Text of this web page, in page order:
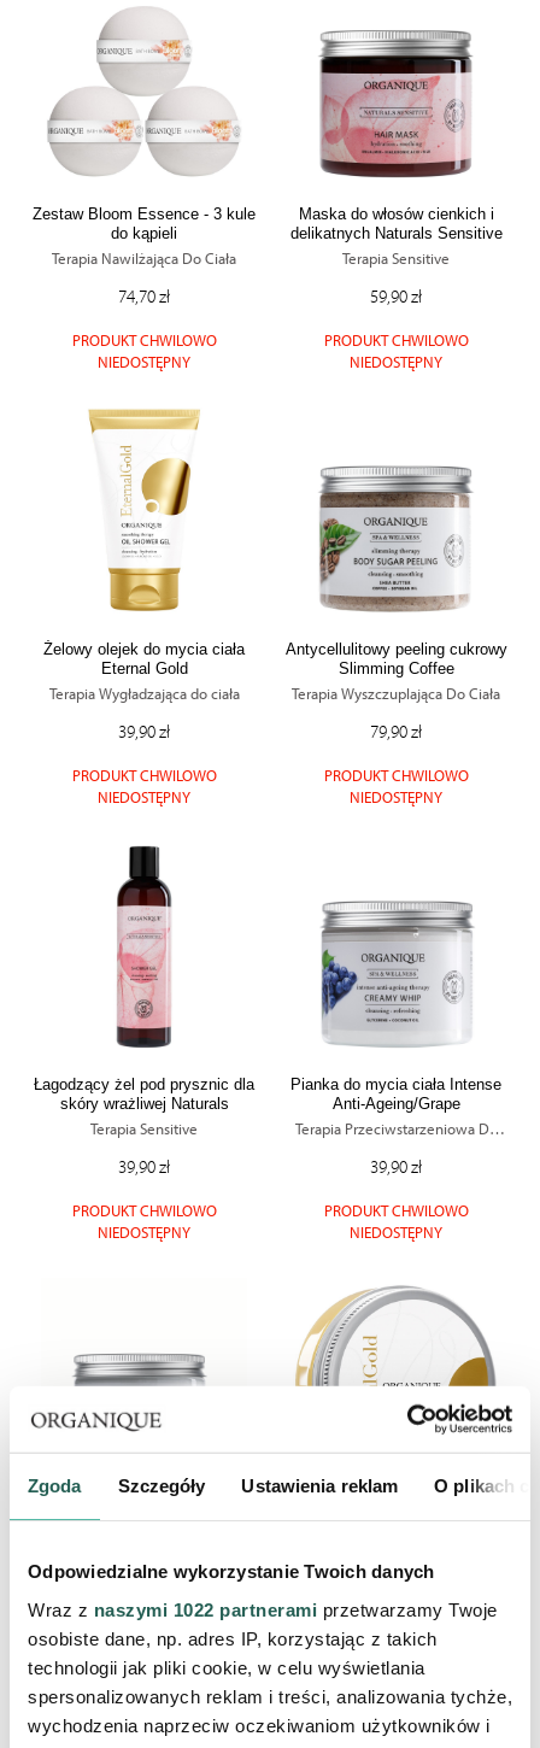
Zgoda Szczegóły Ustawienia reklam O plikach
Odpowiedzialne wykorzystanie Twoich danych
Wraz z naszymi 1022 partnerami przetwarzamy Twoje
osobiste dane, np. adres IP, korzystając z takich
technologii jak pliki cookie, w celu wyświetlania
spersonalizowanych reklam i treści, analizowania tychże,
wychodzenia naprzeciw oczekiwaniom użytkowników i
Zestaw Bloom Essence - 3 kule
do kąpieli
Terapia Nawilżająca Do Ciała
74,70 zł
PRODUKT CHWILOWO
NIEDOSTĘPNY
Maska do włosów cienkich i
delikatnych Naturals Sensitive
Terapia Sensitive
59,90 zł
PRODUKT CHWILOWO
NIEDOSTĘPNY
Żelowy olejek do mycia ciała
Eternal Gold
Terapia Wygładzająca do ciała
39,90 zł
PRODUKT CHWILOWO
NIEDOSTĘPNY
Antycellulitowy peeling cukrowy
Slimming Coffee
Terapia Wyszczuplająca Do Ciała
79,90 zł
PRODUKT CHWILOWO
NIEDOSTĘPNY
Łagodzący żel pod prysznic dla
skóry wrażliwej Naturals
Sensitive
Terapia Sensitive
39,90 zł
PRODUKT CHWILOWO
NIEDOSTĘPNY
Pianka do mycia ciała Intense
Anti-Ageing/Grape
Terapia Przeciwstarzeniowa Do
39,90 zł
PRODUKT CHWILOWO
NIEDOSTĘPNY
Pianka do mycia ciała Sea
Terapia Detoksykująca Do Ciała
39,90 zł
PRODUKT CHWILOWO
NIEDOSTĘPNY
Wygładzający balsam z masłem
Terapia Wygładzająca do ciała
79,90 zł
PRODUKT CHWILOWO
NIEDOSTĘPNY